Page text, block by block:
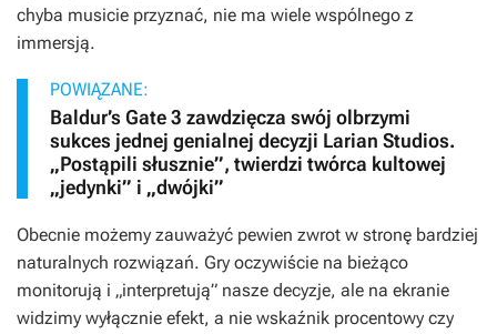
chyba musicie przyznać, nie ma wiele wspólnego z
immersją.
POWIĄZANE:
Baldur’s Gate 3 zawdzięcza swój olbrzymi
sukces jednej genialnej decyzji Larian Studios.
„Postąpili słusznie”, twierdzi twórca kultowej
„jedynki” i „dwójki”
Obecnie możemy zauważyć pewien zwrot w stronę bardziej
naturalnych rozwiązań. Gry oczywiście na bieżąco
monitorują i „interpretują” nasze decyzje, ale na ekranie
widzimy wyłącznie efekt, a nie wskaźnik procentowy czy